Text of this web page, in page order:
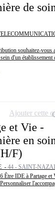
de
souhaitez-vous
d'un
et Vie -
en
F)
- 44 - SAINT-
Être IDE à Partage
Ajouter cette